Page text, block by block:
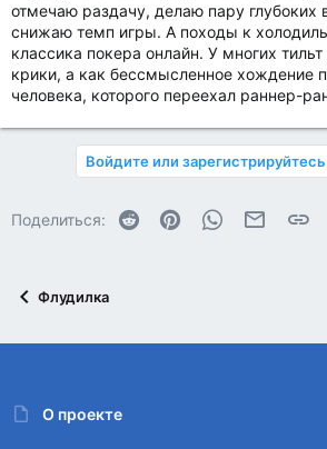
отмечаю раздачу, делаю пару глубоких
снижаю темп игры. А походы к
классика покера онлайн. У многих
крики, а как бессмысленное хождение
человека, которого переехал раннер-
Войдите или
Поделиться: Reddit PinterestWhatsApp
Флудилка
О проекте